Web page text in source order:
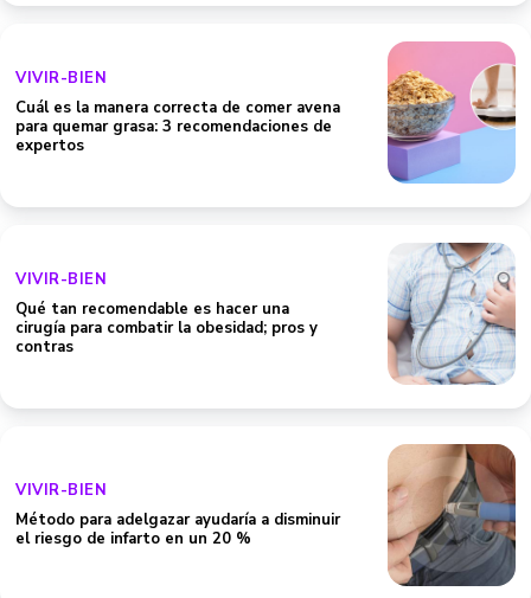
VIVIR-BIEN
Cuál es la manera correcta de comer avena
para quemar grasa: 3 recomendaciones de
expertos
VIVIR-BIEN
Qué tan recomendable es hacer una
cirugía para combatir la obesidad; pros y
contras
VIVIR-BIEN
Método para adelgazar ayudaría a disminuir
el riesgo de infarto en un 20 %